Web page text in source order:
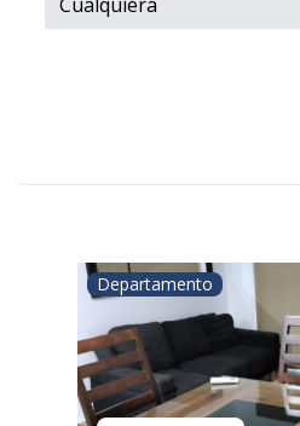
Departamento